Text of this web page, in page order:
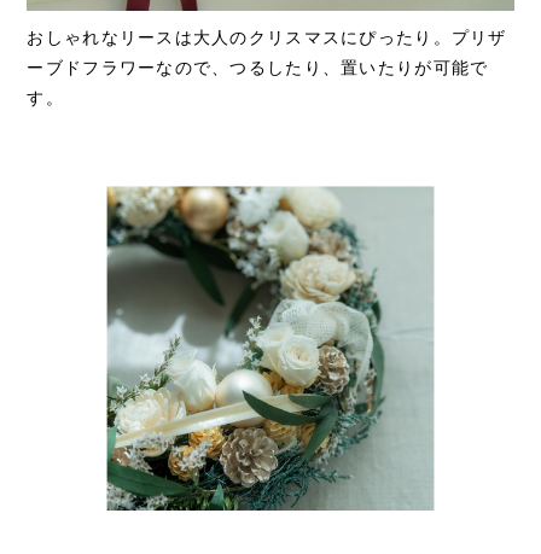
おしゃれなリースは大人のクリスマスにぴったり。プリザ
ーブドフラワーなので、つるしたり、置いたりが可能で
す。